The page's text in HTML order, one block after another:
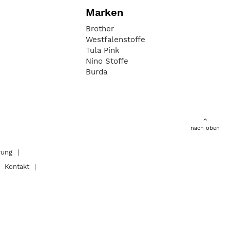
Marken
Brother
Westfalenstoffe
Tula Pink
Nino Stoffe
Burda
nach oben
Kontakt